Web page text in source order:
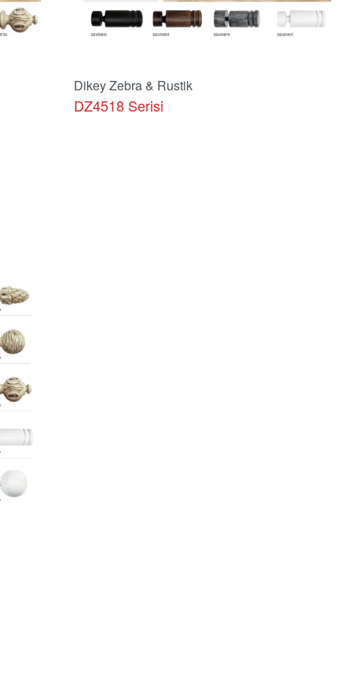
Dikey Zebra & Rustik
DZ4518 Serisi